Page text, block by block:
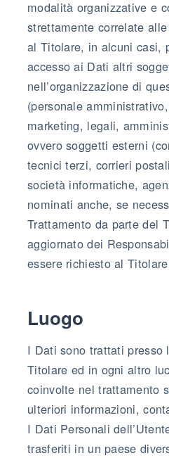
modalità organizzative e
strettamente correlate
al Titolare, in alcuni casi,
accesso ai Dati altri
nell’organizzazione di
(personale
marketing, legali,
ovvero soggetti esterni
tecnici terzi, corrieri
società informatiche,
nominati anche, se
Trattamento da parte del
aggiornato dei
essere richiesto al
Luogo
I Dati sono trattati presso
Titolare ed in ogni altro
coinvolte nel trattamento
ulteriori informazioni,
I Dati Personali
trasferiti in un paese